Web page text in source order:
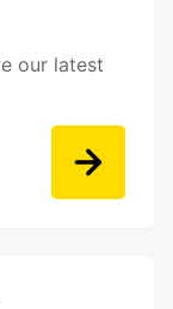
our latest